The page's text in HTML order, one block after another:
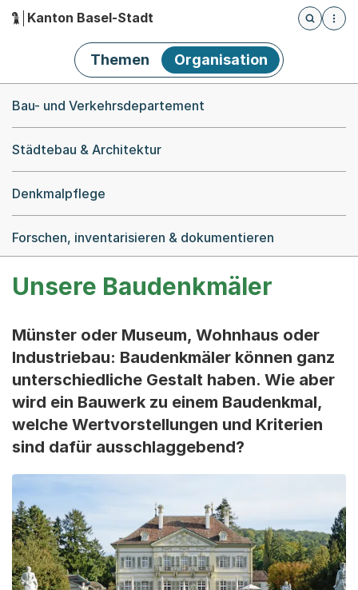
Hauptnavigation
Kanton Basel-Stadt
Öffnet
Themen Organisation
Bau- und Verkehrsdepartement
Städtebau & Architektur
Denkmalpflege
Forschen, inventarisieren & dokumentieren
Unsere Baudenkmäler
Münster oder Museum, Wohnhaus oder
Industriebau: Baudenkmäler können ganz
unterschiedliche Gestalt haben. Wie aber
wird ein Bauwerk zu einem Baudenkmal,
welche Wertvorstellungen und Kriterien
sind dafür ausschlaggebend?